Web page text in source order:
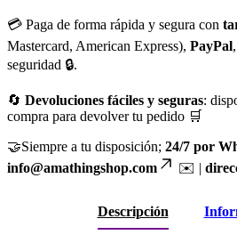
💳 Paga de forma rápida y segura con
Mastercard, American Express), PayPal,
seguridad 🔒.
🔄 Devoluciones fáciles y seguras:
compra para devolver tu pedido 🛒
🤝Siempre a tu disposición; 24/7 por
info@amathingshop.com
✉️ |
Descripción